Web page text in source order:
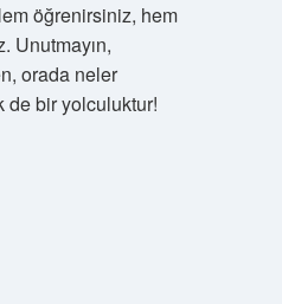
öğrenirsiniz, hem
Unutmayın,
orada neler
de bir yolculuktur!